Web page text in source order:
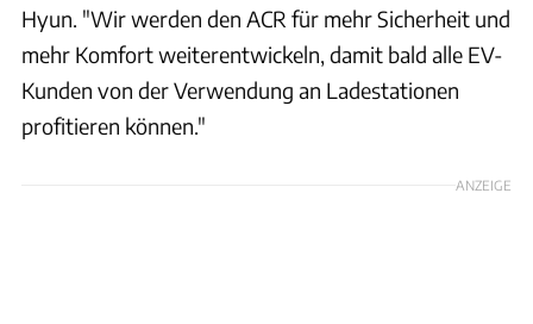
Hyun. "Wir werden den ACR für mehr Sicherheit und
mehr Komfort weiterentwickeln, damit bald alle EV-
Kunden von der Verwendung an Ladestationen
profitieren können."
ANZEIGE